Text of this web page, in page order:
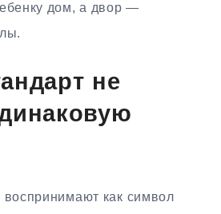
дом, а двор —
не
как символ